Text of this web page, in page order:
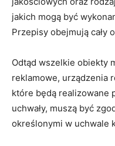
jakich mogą być
Przepisy obejmują cały
Odtąd wszelkie obiekty
reklamowe, urządzenia
które będą realizowane
uchwały, muszą być
określonymi w uchwale